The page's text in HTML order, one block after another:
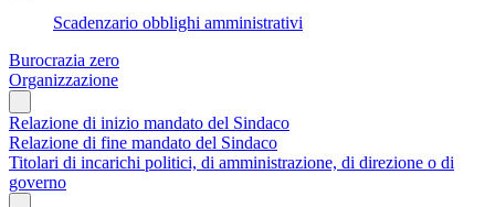
Scadenzario obblighi amministrativi
Burocrazia zero
Organizzazione
Relazione di inizio mandato del Sindaco
Relazione di fine mandato del Sindaco
Titolari di incarichi politici, di amministrazione, di direzione o di
governo